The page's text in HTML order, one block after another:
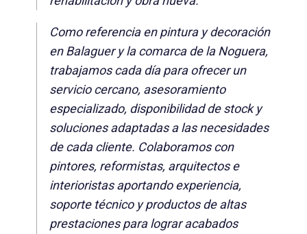
Como referencia en pintura y decoración
en Balaguer y la comarca de la Noguera,
trabajamos cada día para ofrecer un
servicio cercano, asesoramiento
especializado, disponibilidad de stock y
soluciones adaptadas a las necesidades
de cada cliente. Colaboramos con
pintores, reformistas, arquitectos e
interioristas aportando experiencia,
soporte técnico y productos de altas
prestaciones para lograr acabados